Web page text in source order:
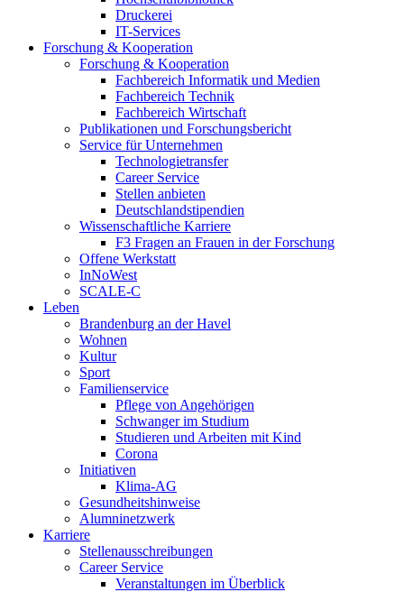
Druckerei
IT-Services
Forschung & Kooperation
Forschung & Kooperation
Fachbereich Informatik und Medien
Fachbereich Technik
Fachbereich Wirtschaft
Publikationen und Forschungsbericht
Service für Unternehmen
Technologietransfer
Career Service
Stellen anbieten
Deutschlandstipendien
Wissenschaftliche Karriere
F3 Fragen an Frauen in der Forschung
Offene Werkstatt
InNoWest
SCALE-C
Leben
Brandenburg an der Havel
Wohnen
Kultur
Sport
Familienservice
Pflege von Angehörigen
Schwanger im Studium
Studieren und Arbeiten mit Kind
Corona
Initiativen
Klima-AG
Gesundheitshinweise
Alumninetzwerk
Karriere
Stellenausschreibungen
Career Service
Veranstaltungen im Überblick